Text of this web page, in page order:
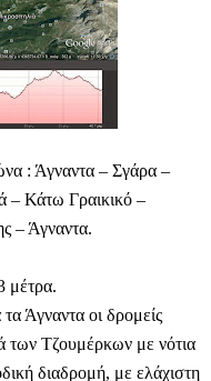
: Άγναντα – Σγάρα –
– Κάτω Γραικικό –
– Άγναντα.
μέτρα.
Άγναντα οι δρομείς
των Τζουμέρκων με νότια
διαδρομή, με ελάχιστη